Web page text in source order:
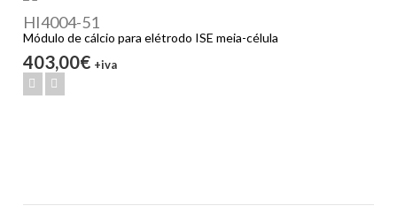
HI4004-51
Módulo de cálcio para elétrodo ISE meia-célula
403,00€ +iva